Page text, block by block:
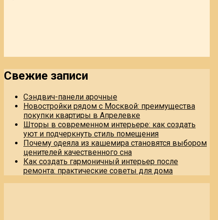
Свежие записи
Сэндвич-панели арочные
Новостройки рядом с Москвой: преимущества
покупки квартиры в Апрелевке
Шторы в современном интерьере: как создать
уют и подчеркнуть стиль помещения
Почему одеяла из кашемира становятся выбором
ценителей качественного сна
Как создать гармоничный интерьер после
ремонта: практические советы для дома